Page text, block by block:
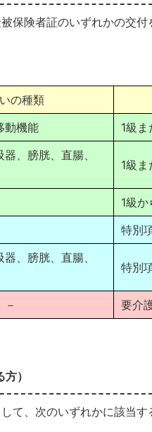
保険者証のいずれかの交付
の種類
動機能
1級
、膀胱、直腸、
1級
1級
特別
、膀胱、直腸、
特別
－ 要介
）
て、次のいずれかに該当